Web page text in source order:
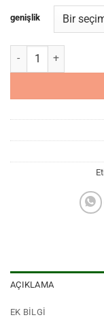
genişlik
Mc 004 Ahşap Çıta
AÇIKLAMA
EK BILGI